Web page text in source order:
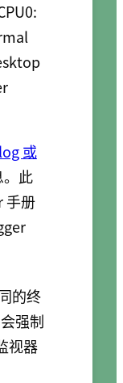
或
。此
手册
的终
强制
视器